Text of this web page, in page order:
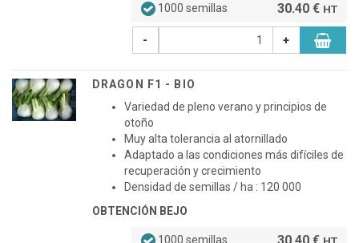
1000 semillas 30.40 € HT
- +
DRAGON F1 - BIO
Variedad de pleno verano y principios de
otoño
Muy alta tolerancia al atornillado
Adaptado a las condiciones más difíciles de
recuperación y crecimiento
Densidad de semillas / ha : 120 000
OBTENCIÓN BEJO
1000 semillas